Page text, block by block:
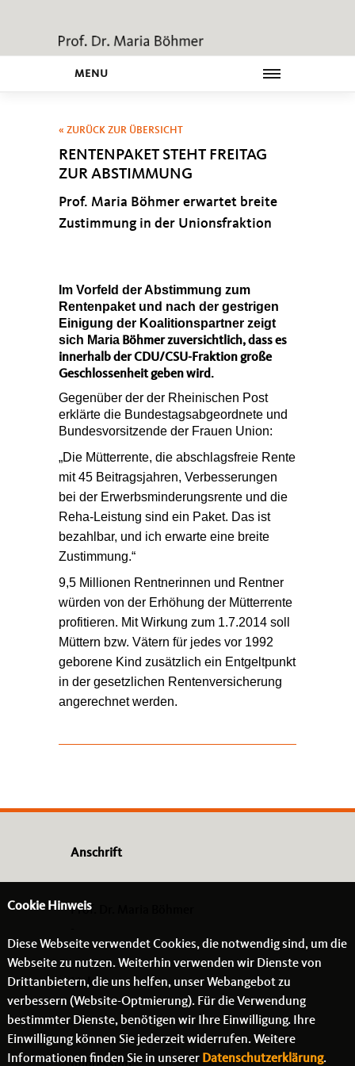
MENU
« ZURÜCK ZUR ÜBERSICHT
RENTENPAKET STEHT FREITAG
ZUR ABSTIMMUNG
Prof. Maria Böhmer erwartet breite
Zustimmung in der Unionsfraktion
Im Vorfeld der Abstimmung zum
Rentenpaket und nach der gestrigen
Einigung der Koalitionspartner zeigt
sich Maria Böhmer zuversichtlich, dass es
innerhalb der CDU/CSU-Fraktion große
Geschlossenheit geben wird.
Gegenüber der der Rheinischen Post
erklärte die Bundestagsabgeordnete und
Bundesvorsitzende der Frauen Union:
Die Mütterrente, die abschlagsfreie Rente
mit 45 Beitragsjahren, Verbesserungen
bei der Erwerbsminderungsrente und die
Reha-Leistung sind ein Paket. Das ist
bezahlbar, und ich erwarte eine breite
Zustimmung.“
9,5 Millionen Rentnerinnen und Rentner
würden von der Erhöhung der Mütterrente
profitieren. Mit Wirkung zum 1.7.2014 soll
Müttern bzw. Vätern für jedes vor 1992
geborene Kind zusätzlich ein Entgeltpunkt
in der gesetzlichen Rentenversicherung
angerechnet werden.
Anschrift
Prof. Dr. Maria Böhmer
- -
Links
Cookie Hinweis
Diese Webseite verwendet Cookies, die notwendig sind, um die
Webseite zu nutzen. Weiterhin verwenden wir Dienste von
Drittanbietern, die uns helfen, unser Webangebot zu
verbessern (Website-Optmierung). Für die Verwendung
bestimmter Dienste, benötigen wir Ihre Einwilligung. Ihre
Einwilligung können Sie jederzeit widerrufen. Weitere
Informationen finden Sie in unserer Datenschutzerklärung.